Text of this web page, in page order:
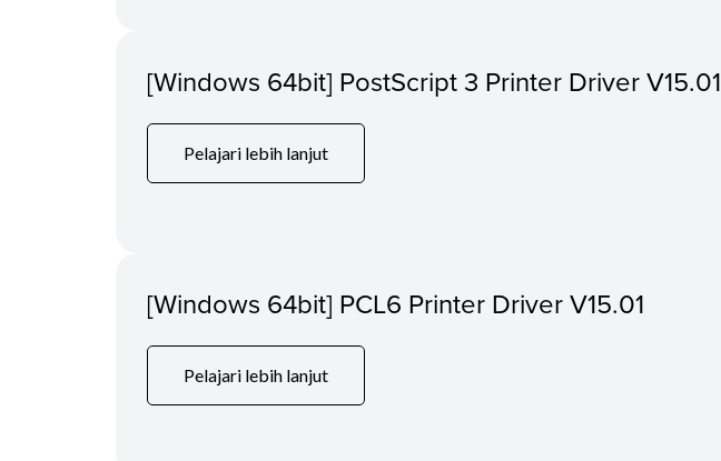
[Windows 64bit] PostScript 3 Printer Driver V15.01
Pelajari lebih lanjut
[Windows 64bit] PCL6 Printer Driver V15.01
Pelajari lebih lanjut